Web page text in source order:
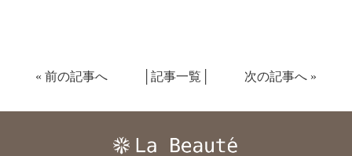
« 前の記事へ 記事一覧 次の記事へ »